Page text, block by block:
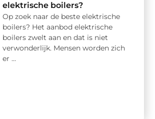
elektrische boilers?
Op zoek naar de beste elektrische
boilers? Het aanbod elektrische
boilers zwelt aan en dat is niet
verwonderlijk. Mensen worden zich
er ...